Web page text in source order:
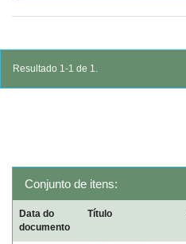
Resultado 1-1 de 1.
Conjunto de itens:
Data do
documento
Título